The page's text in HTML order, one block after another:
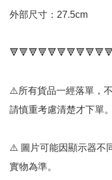
外部尺寸：27.5cm
⚠️所有貨品一經落單，
請慎重考慮清楚才下單。
⚠️ 圖片可能因顯示器不
實物為準。